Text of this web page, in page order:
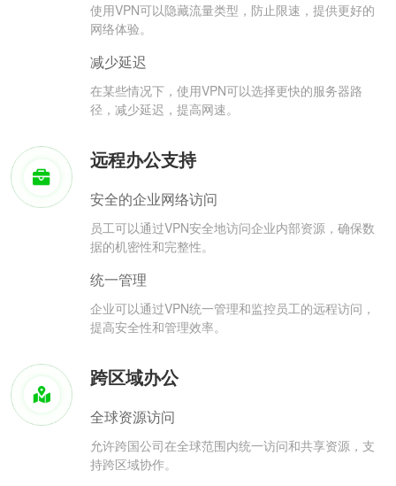
使用VPN可以隐藏流量类型，防止限速，提供更好的
网络体验。
减少延迟
在某些情况下，使用VPN可以选择更快的服务器路
径，减少延迟，提高网速。
远程办公支持
安全的企业网络访问
员工可以通过VPN安全地访问企业内部资源，确保数
据的机密性和完整性。
统一管理
企业可以通过VPN统一管理和监控员工的远程访问，
提高安全性和管理效率。
跨区域办公
全球资源访问
允许跨国公司在全球范围内统一访问和共享资源，支
持跨区域协作。